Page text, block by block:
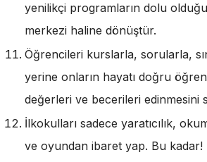
yenilikçi programların dolu
merkezi haline dönüştür.
Öğrencileri kurslarla, sorularla,
yerine onların hayatı doğru
değerleri ve becerileri edinmesini
İlkokulları sadece yaratıcılık,
ve oyundan ibaret yap. Bu kadar!